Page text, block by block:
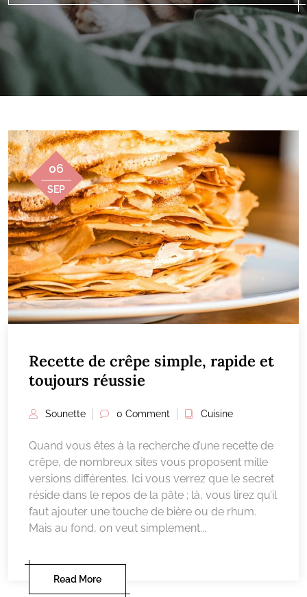
06
SEP
Recette de crêpe simple, rapide et
toujours réussie
Sounette 0 Comment Cuisine
Quand vous êtes à la recherche d’une recette de
crêpe, de nombreux sites vous proposent mille
versions différentes. Ici vous verrez que le secret
réside dans le repos de la pâte ; là, vous lirez qu’il
faut ajouter une touche de bière ou de rhum.
Mais au fond, on veut simplement...
Read More